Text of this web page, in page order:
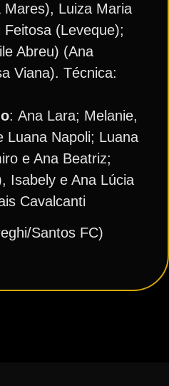
Mares), Luiza Maria
(Leveque);
Abreu) (Ana
Viana). Técnica:
: Ana Lara; Melanie,
Luana Napoli; Luana
e Ana Beatriz;
Isabely e Ana Lúcia
Cavalcanti
Santos FC)